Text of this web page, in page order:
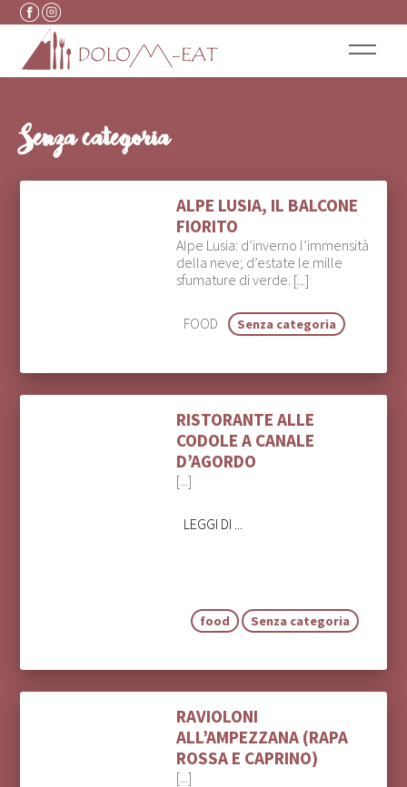
Vai al contenuto
Senza categoria
ALPE LUSIA, IL BALCONE
FIORITO
Alpe Lusia: d’inverno l’immensità
della neve; d’estate le mille
sfumature di verde. [...]
FOOD Senza categoria
RISTORANTE ALLE
CODOLE A CANALE
D’AGORDO
[...]
LEGGI DI ...
food Senza categoria
RAVIOLONI
ALL’AMPEZZANA (RAPA
ROSSA E CAPRINO)
[...]